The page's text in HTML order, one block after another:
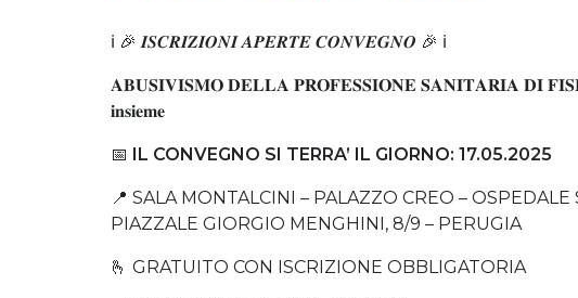
ℹ️ 🎉 𝑰𝑺𝑪𝑹𝑰𝒁𝑰𝑶𝑵𝑰 𝑨𝑷𝑬𝑹𝑻𝑬 𝑪𝑶𝑵𝑽𝑬𝑮𝑵𝑶 🎉 ℹ️
𝐀𝐁𝐔𝐒𝐈𝐕𝐈𝐒𝐌𝐎 𝐃𝐄𝐋𝐋𝐀 𝐏𝐑𝐎𝐅𝐄𝐒𝐒𝐈𝐎𝐍𝐄 𝐒𝐀𝐍𝐈𝐓𝐀𝐑𝐈𝐀 𝐃𝐈
𝐢𝐧𝐬𝐢𝐞𝐦𝐞
📅 IL CONVEGNO SI TERRA’ IL GIORNO: 17.05.2025
📍 SALA MONTALCINI – PALAZZO CREO –
PIAZZALE GIORGIO MENGHINI, 8/9 – PERUGIA
🫰 GRATUITO CON ISCRIZIONE OBBLIGATORIA